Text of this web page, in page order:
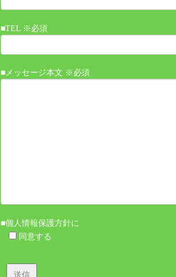
■TEL ※必須
■メッセージ本文 ※必須
■個人情報保護方針に
同意する